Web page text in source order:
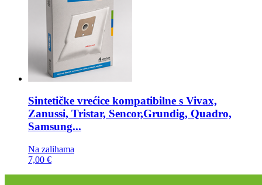
Sintetičke vrećice kompatibilne s Vivax,
Zanussi, Tristar, Sencor,Grundig, Quadro,
Samsung...
Na zalihama
7,00 €